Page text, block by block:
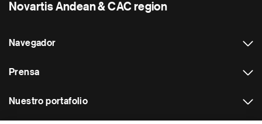
Novartis Andean & CAC region
Navegador
Prensa
Nuestro portafolio